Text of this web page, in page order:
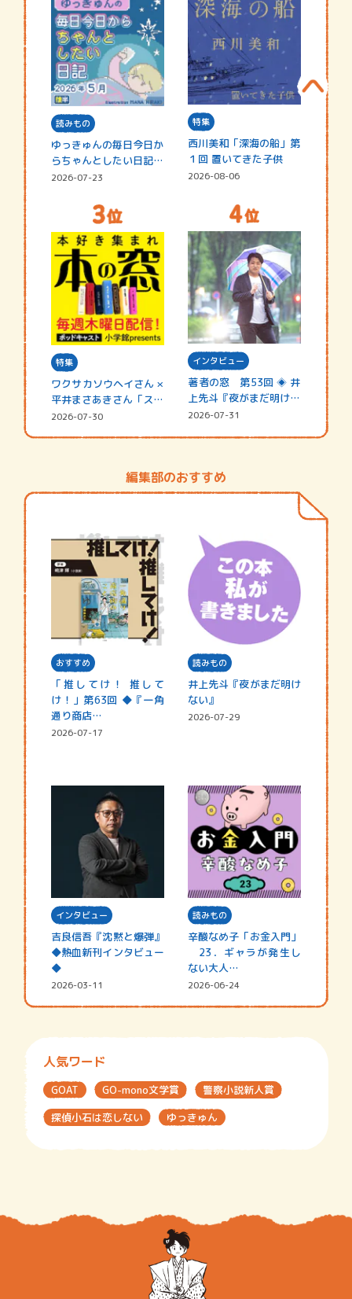
読みもの
ゆっきゅんの毎日今日か
らちゃんとしたい日記
☆202…
2026-07-23
特集
西川美和「深海の船」第
１回 置いてきた子供
2026-08-06
特集
ワクサカソウヘイさん ×
平井まさあきさん「スペ
シャ…
2026-07-30
インタビュー
著者の窓 第53回 ◈ 井
上先斗『夜がまだ明けな
い』
2026-07-31
編集部のおすすめ
おすすめ
「推してけ！ 推して
け！」第63回 ◆『一角
通り商店…
2026-07-17
読みもの
井上先斗『夜がまだ明け
ない』
2026-07-29
インタビュー
吉良信吾『沈黙と爆弾』
◆熱血新刊インタビュー
◆
2026-03-11
読みもの
辛酸なめ子「お金入門」
23．ギャラが発生し
ない大人…
2026-06-24
人気ワード
GOAT GO-mono文学賞
警察小説新人賞
探偵小石は恋しない
ゆっきゅん